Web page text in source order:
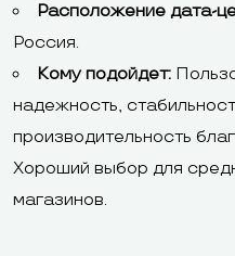
Расположение дата-
Россия.
Кому подойдет:
надежность,
производительность
Хороший выбор для
магазинов.